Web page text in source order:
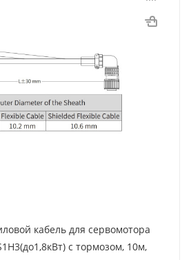
кабель для сервомотора
с тормозом, 10м,